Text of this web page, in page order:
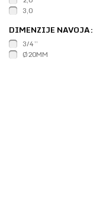
3,0
DIMENZIJE NAVOJA:
3/4”
Ø20MM